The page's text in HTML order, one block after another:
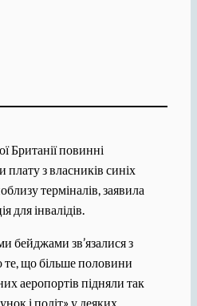
Британії повинні
з власників синіх
терміналів, заявила
для інвалідів.
бейджами зв’язалися з
те, що більше половини
аеропортів підняли так
і політ» у деяких